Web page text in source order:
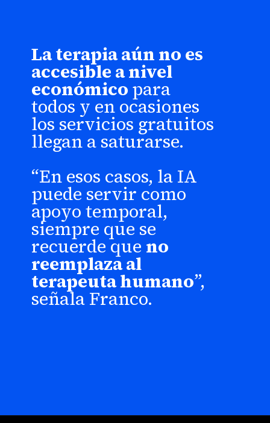
La terapia aún no es
accesible a nivel
económico para
todos y en ocasiones
los servicios gratuitos
llegan a saturarse.
“En esos casos, la IA
puede servir como
apoyo temporal,
siempre que se
recuerde que no
reemplaza al
terapeuta humano”,
señala Franco.